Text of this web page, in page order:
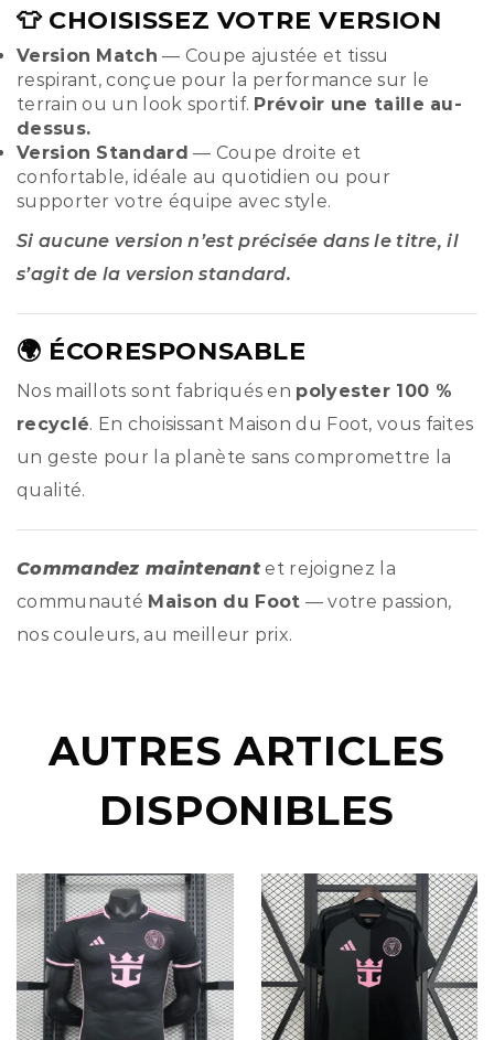
👕 CHOISISSEZ VOTRE VERSION
Version Match — Coupe ajustée et tissu
respirant, conçue pour la performance sur le
terrain ou un look sportif. Prévoir une taille au-
dessus.
Version Standard — Coupe droite et
confortable, idéale au quotidien ou pour
supporter votre équipe avec style.
Si aucune version n’est précisée dans le titre, il
s’agit de la version standard.
🌍 ÉCORESPONSABLE
Nos maillots sont fabriqués en polyester 100 %
recyclé. En choisissant Maison du Foot, vous faites
un geste pour la planète sans compromettre la
qualité.
Commandez maintenant et rejoignez la
communauté Maison du Foot — votre passion,
nos couleurs, au meilleur prix.
AUTRES ARTICLES
DISPONIBLES